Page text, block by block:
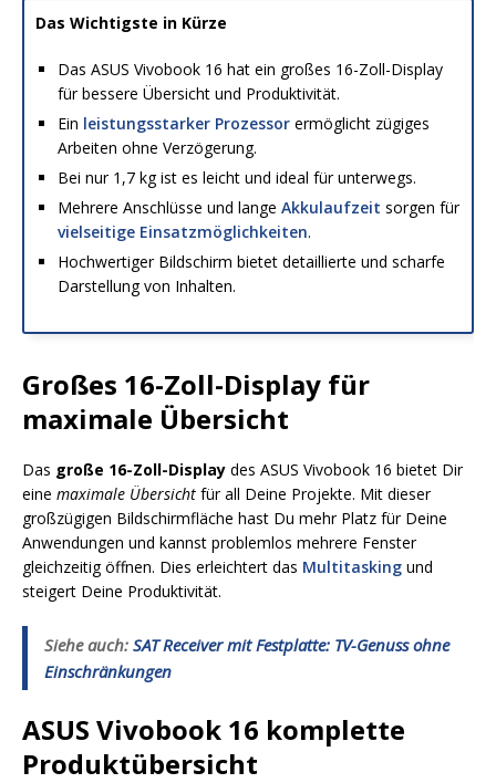
Das Wichtigste in Kürze
Das ASUS Vivobook 16 hat ein großes 16-Zoll-Display
für bessere Übersicht und Produktivität.
Ein leistungsstarker Prozessor ermöglicht zügiges
Arbeiten ohne Verzögerung.
Bei nur 1,7 kg ist es leicht und ideal für unterwegs.
Mehrere Anschlüsse und lange Akkulaufzeit sorgen für
vielseitige Einsatzmöglichkeiten.
Hochwertiger Bildschirm bietet detaillierte und scharfe
Darstellung von Inhalten.
Großes 16-Zoll-Display für
maximale Übersicht
Das große 16-Zoll-Display des ASUS Vivobook 16 bietet Dir
eine maximale Übersicht für all Deine Projekte. Mit dieser
großzügigen Bildschirmfläche hast Du mehr Platz für Deine
Anwendungen und kannst problemlos mehrere Fenster
gleichzeitig öffnen. Dies erleichtert das Multitasking und
steigert Deine Produktivität.
Siehe auch: SAT Receiver mit Festplatte: TV-Genuss ohne
Einschränkungen
ASUS Vivobook 16 komplette
Produktübersicht